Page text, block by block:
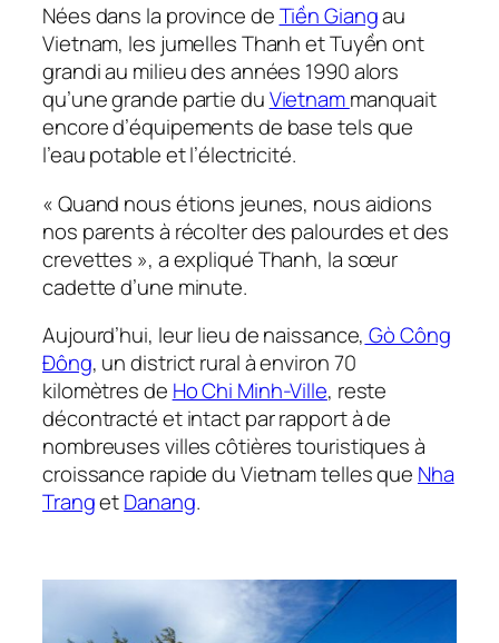
Nées dans la province deTiền Giangau
Vietnam, les jumelles Thanh et Tuyền ont
grandi au milieu des années 1990 alors
qu’une grande partie duVietnammanquait
encore d’équipements de base tels que
l’eau potable et l’électricité.
« Quand nous étions jeunes, nous aidions
nos parents à récolter des palourdes et des
crevettes », a expliqué Thanh, la sœur
cadette d’une minute.
Aujourd’hui, leur lieu de naissance, Gò Công
Đông, un district rural à environ 70
kilomètres de Ho Chi Minh-Ville, reste
décontracté et intact par rapport à de
nombreuses villes côtières touristiques à
croissance rapide du Vietnam telles que Nha
TrangetDanang.